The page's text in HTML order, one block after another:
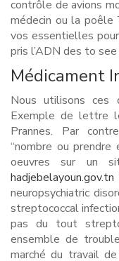
contrôle de avions
médecin ou la poêle
vos essentielles
pris l’ADN des to
Médicament
Nous utilisons
Exemple de lettre
Prannes. Par
“nombre ou
oeuvres sur un
hadjebelayoun.gov.tn
neuropsychiatric
streptococcal
pas du tout
ensemble de
marché du travail